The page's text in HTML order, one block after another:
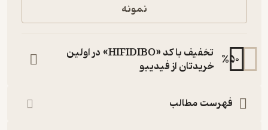
نمونه
%50
تخفیف با کد «HIFIDIBO» در اولین
خریدتان از فیدیبو
فهرست مطالب